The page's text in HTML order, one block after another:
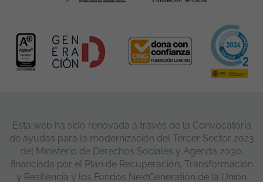
Esta web ha sido renovada a través de la Convocatoria
de ayudas para la modernización del Tercer Sector 2023
del Ministerio de Derechos Sociales y Agenda 2030,
financiada por el Plan de Recuperación, Transformación
y Resiliencia y los Fondos NextGeneration de la Unión